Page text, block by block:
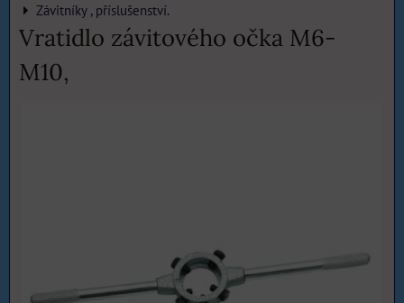
Závitníky , příslušenství.
Vratidlo závitového očka M6-
M10,